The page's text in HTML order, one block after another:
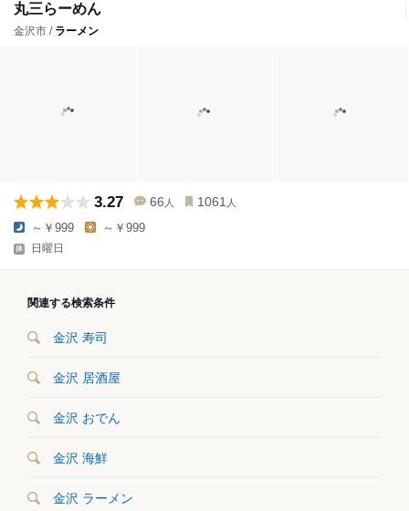
丸三らーめん
金沢市 / ラーメン
3.27 66 人 1061 人
～￥999 ～￥999
日曜日
関連する検索条件
金沢 寿司
金沢 居酒屋
金沢 おでん
金沢 海鮮
金沢 ラーメン